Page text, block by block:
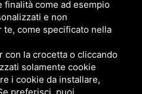
Pensilina in alluminio con
copertura in policarbonato
finalità come ad esempio
e non
come specificato nella
con la crocetta o cliccando
solamente cookie
i cookie da installare,